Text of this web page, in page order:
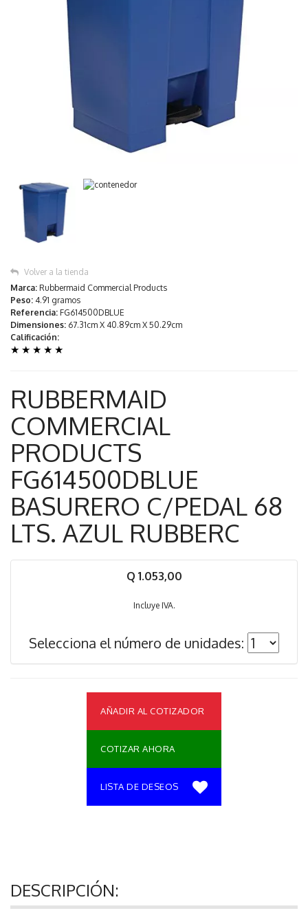
Volver a la tienda
Marca: Rubbermaid Commercial Products
Peso: 4.91 gramos
Referencia: FG614500DBLUE
Dimensiones: 67.31cm X 40.89cm X 50.29cm
Calificación:
★ ★ ★ ★ ★
RUBBERMAID
COMMERCIAL
PRODUCTS
FG614500DBLUE
BASURERO C/PEDAL 68
LTS. AZUL RUBBERC
Q 1.053,00
Incluye IVA.
Selecciona el número de unidades:
AÑADIR AL COTIZADOR
COTIZAR AHORA
LISTA DE DESEOS
DESCRIPCIÓN: